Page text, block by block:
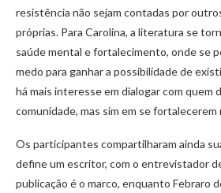
resistência não sejam contadas por
próprias. Para Carolina, a literatura se
saúde mental e fortalecimento, onde se
medo para ganhar a possibilidade de
há mais interesse em dialogar com quem
comunidade, mas sim em se
Os participantes compartilharam ainda
define um escritor, com o entrevistador
publicação é o marco, enquanto Febraro